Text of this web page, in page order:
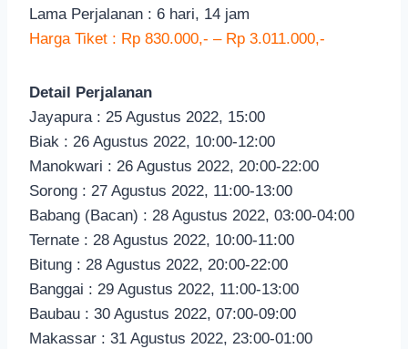
Lama Perjalanan : 6 hari, 14 jam
Harga Tiket : Rp 830.000,- – Rp 3.011.000,-
Detail Perjalanan
Jayapura : 25 Agustus 2022, 15:00
Biak : 26 Agustus 2022, 10:00-12:00
Manokwari : 26 Agustus 2022, 20:00-22:00
Sorong : 27 Agustus 2022, 11:00-13:00
Babang (Bacan) : 28 Agustus 2022, 03:00-04:00
Ternate : 28 Agustus 2022, 10:00-11:00
Bitung : 28 Agustus 2022, 20:00-22:00
Banggai : 29 Agustus 2022, 11:00-13:00
Baubau : 30 Agustus 2022, 07:00-09:00
Makassar : 31 Agustus 2022, 23:00-01:00